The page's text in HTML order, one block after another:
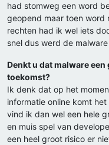
had stomweg een word
geopend maar toen word
rechten had ik wel iets
snel dus werd de
Denkt u dat malware
toekomst?
Ik denk dat op het
informatie online komt
vind ik dan wel een hele
en muis spel van
een heel groot risico er